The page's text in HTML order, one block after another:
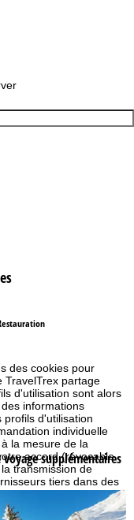
des cookies pour
TravelTrex partage
d'utilisation sont alors
informations
profils d'utilisation
individuelle
la mesure de la
accord (révocable
transmission de
tiers dans des
européen, comme
supplémentaires